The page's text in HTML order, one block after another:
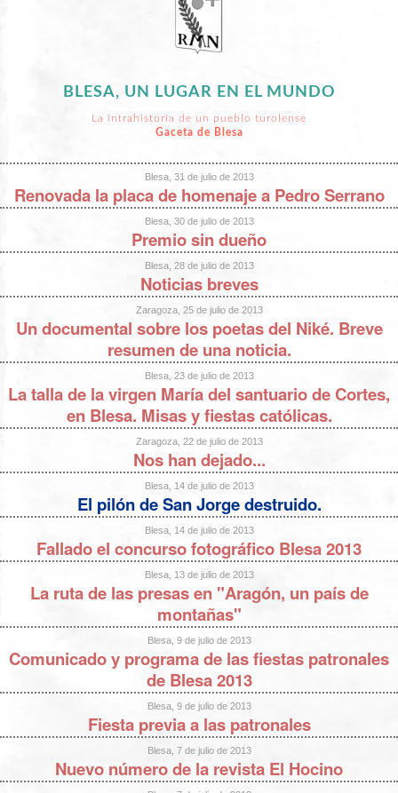
BLESA, UN LUGAR EN EL MUNDO
La intrahistoria de un pueblo turolense
Gaceta de Blesa
Blesa, 31 de julio de 2013
Renovada la placa de homenaje a Pedro Serrano
Blesa, 30 de julio de 2013
Premio sin dueño
Blesa, 28 de julio de 2013
Noticias breves
Zaragoza, 25 de julio de 2013
Un documental sobre los poetas del Niké. Breve
resumen de una noticia.
Blesa, 23 de julio de 2013
La talla de la virgen María del santuario de Cortes,
en Blesa. Misas y fiestas católicas.
Zaragoza, 22 de julio de 2013
Nos han dejado...
Blesa, 14 de julio de 2013
El pilón de San Jorge destruido.
Blesa, 14 de julio de 2013
Fallado el concurso fotográfico Blesa 2013
Blesa, 13 de julio de 2013
La ruta de las presas en "Aragón, un país de
montañas"
Blesa, 9 de julio de 2013
Comunicado y programa de las fiestas patronales
de Blesa 2013
Blesa, 9 de julio de 2013
Fiesta previa a las patronales
Blesa, 7 de julio de 2013
Nuevo número de la revista El Hocino